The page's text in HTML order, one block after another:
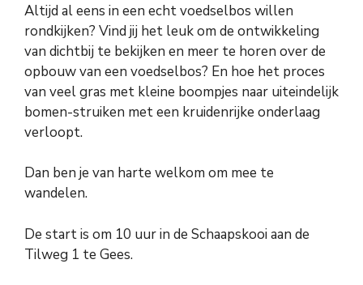
Altijd al eens in een echt voedselbos willen
rondkijken? Vind jij het leuk om de ontwikkeling
van dichtbij te bekijken en meer te horen over de
opbouw van een voedselbos? En hoe het proces
van veel gras met kleine boompjes naar uiteindelijk
bomen-struiken met een kruidenrijke onderlaag
verloopt.
Dan ben je van harte welkom om mee te
wandelen.
De start is om 10 uur in de Schaapskooi aan de
Tilweg 1 te Gees.